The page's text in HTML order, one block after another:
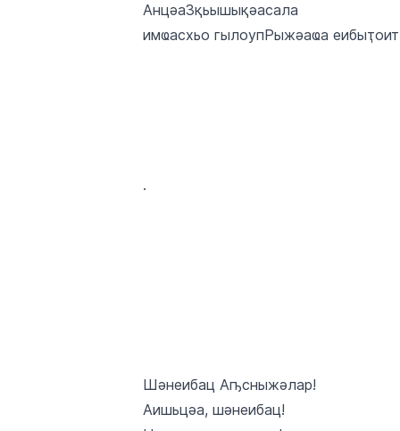
АнцәаЗқьышықәасала
имҩасхьо гылоупРыжәаҩа
.
Шәнеибац Аҧсныжәлар!
Аишьцәа, шәнеибац!